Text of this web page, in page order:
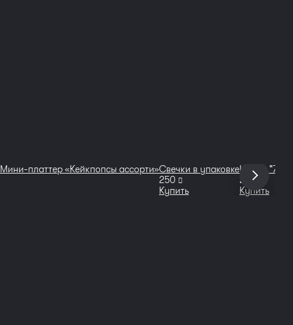
платтер «Кейкпопсы ассорти»Свечки в упаковке
250 руб
Купить
Цифра "7"
200
Купить